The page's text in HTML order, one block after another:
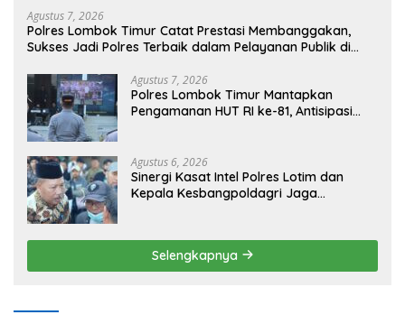
Agustus 7, 2026
Polres Lombok Timur Catat Prestasi Membanggakan,
Sukses Jadi Polres Terbaik dalam Pelayanan Publik di
Agustus 7, 2026
Polres Lombok Timur Mantapkan
Pengamanan HUT RI ke-81, Antisipasi
Agustus 6, 2026
Sinergi Kasat Intel Polres Lotim dan
Kepala Kesbangpoldagri Jaga
Selengkapnya